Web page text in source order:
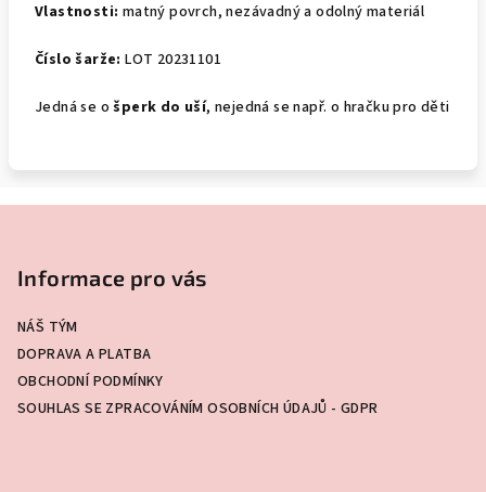
Vlastnosti: matný povrch, nezávadný a odolný materiál
Číslo šarže:LOT 20231101
Jedná se ošperk do uší, nejedná se např. o hračku pro děti
Informace pro vás
NÁŠ TÝM
DOPRAVA A PLATBA
OBCHODNÍ PODMÍNKY
SOUHLAS SE ZPRACOVÁNÍM OSOBNÍCH ÚDAJŮ - GDPR